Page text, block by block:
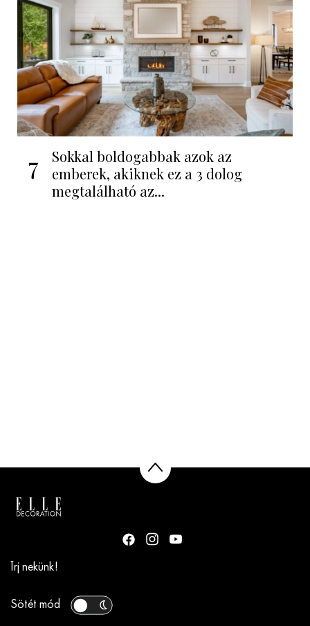
7
Sokkal boldogabbak azok az
emberek, akiknek ez a 3 dolog
megtalálható az...
Írj nekünk!
Sötét mód